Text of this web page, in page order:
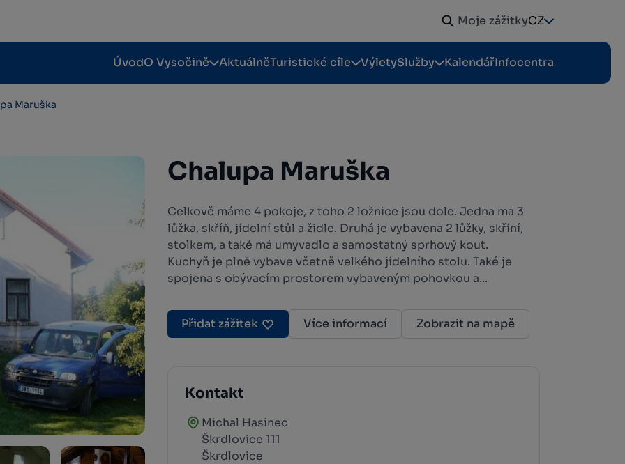
Moje zážitkyCZ
ÚvodO Vysočině AktuálněTuristické cíle VýletySlužby KalendářInfocentra
Maruška
Chalupa Maruška
Celkově máme 4 pokoje, z toho 2 ložnice jsou dole. Jedna ma 3
lůžka, skříň, jídelní stůl a židle. Druhá je vybavena 2 lůžky, skříní,
stolkem, a také má umyvadlo a samostatný sprhový kout.
Kuchyň je plně vybave včetně velkého jídelního stolu. Také je
spojena s obývacím prostorem vybaveným pohovkou a...
Přidat zážitek Více informací Zobrazit na mapě
Kontakt
Michal Hasinec
Škrdlovice 111
Škrdlovice